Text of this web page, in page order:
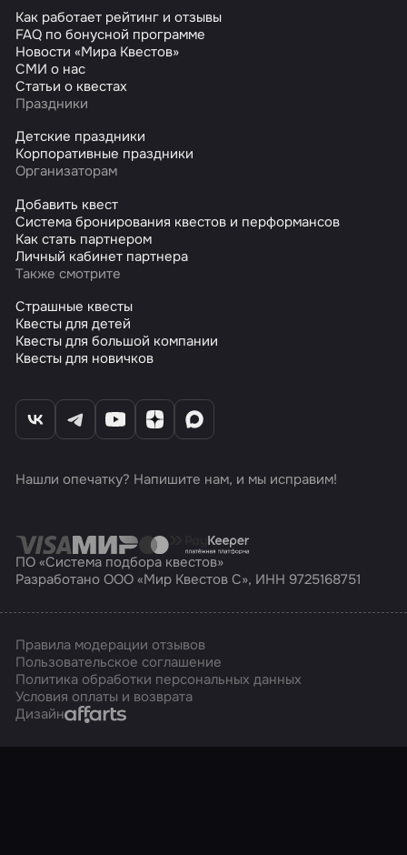
Как работает рейтинг и отзывы
FAQ по бонусной программе
Новости «Мира Квестов»
СМИ о нас
Статьи о квестах
Праздники
Детские праздники
Корпоративные праздники
Организаторам
Добавить квест
Система бронирования квестов и перформансов
Как стать партнером
Личный кабинет партнера
Также смотрите
Страшные квесты
Квесты для детей
Квесты для большой компании
Квесты для новичков
Нашли опечатку? Напишите нам, и мы исправим!
ПО «Система подбора квестов»
Разработано ООО «Мир Квестов С», ИНН 9725168751
Правила модерации отзывов
Пользовательское соглашение
Политика обработки персональных данных
Условия оплаты и возврата
ДизайнAffarts